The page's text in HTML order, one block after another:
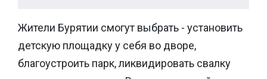
Жители Бурятии смогут выбрать - установить
детскую площадку у себя во дворе,
благоустроить парк, ликвидировать свалку